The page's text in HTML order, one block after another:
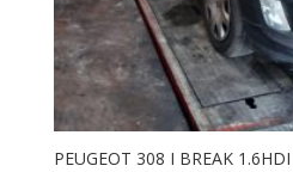
PEUGEOT 308 I BREAK